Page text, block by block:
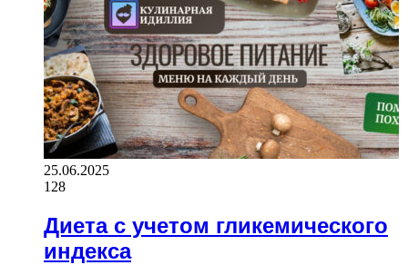
25.06.2025
128
Диета с учетом гликемического
индекса